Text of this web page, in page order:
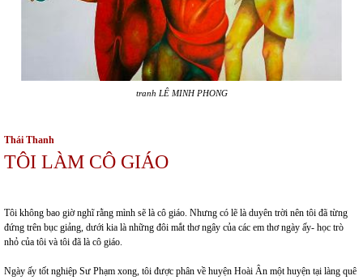
tranh LÊ MINH PHONG
Thái Thanh
TÔI LÀM CÔ GIÁO
Tôi không bao giờ nghĩ rằng mình sẽ là cô giáo. Nhưng có lẽ là duyên trời nên tôi đã từng
đứng trên bục giảng, dưới kia là những đôi mắt thơ ngây của các em thơ ngày ấy- học trò
nhỏ của tôi và tôi đã là cô giáo.
Ngày ấy tốt nghiệp Sư Phạm xong, tôi được phân về huyện Hoài Ân một huyện tại làng quê